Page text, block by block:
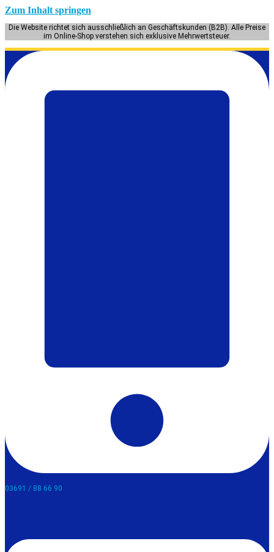
Zum Inhalt springen
Die Website richtet sich ausschließlich an Geschäftskunden (B2B). Alle Preise
im Online-Shop verstehen sich exklusive Mehrwertsteuer.
03691 / 88 66 90​